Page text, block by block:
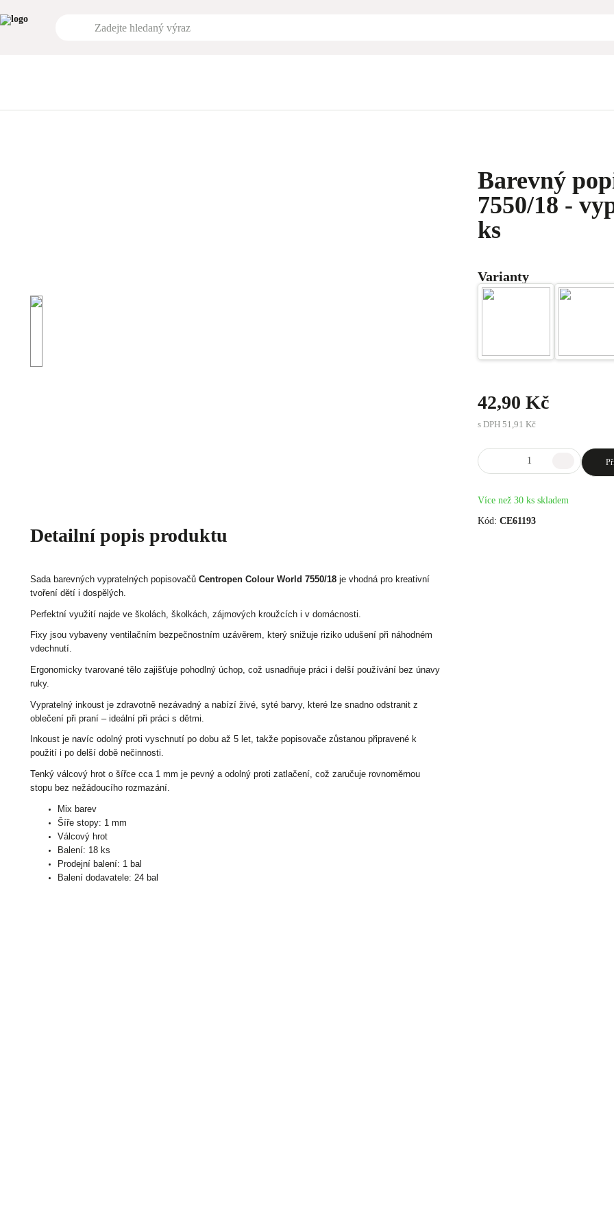
Detailní popis produktu
Sada barevných vypratelných popisovačů Centropen Colour World 7550/18 je vhodná pro kreativní
tvoření dětí i dospělých.
Perfektní využití najde ve školách, školkách, zájmových kroužcích i v domácnosti.
Fixy jsou vybaveny ventilačním bezpečnostním uzávěrem, který snižuje riziko udušení při náhodném
vdechnutí.
Ergonomicky tvarované tělo zajišťuje pohodlný úchop, což usnadňuje práci i delší používání bez únavy
ruky.
Vypratelný inkoust je zdravotně nezávadný a nabízí živé, syté barvy, které lze snadno odstranit z
oblečení při praní – ideální při práci s dětmi.
Inkoust je navíc odolný proti vyschnutí po dobu až 5 let, takže popisovače zůstanou připravené k
použití i po delší době nečinnosti.
Tenký válcový hrot o šířce cca 1 mm je pevný a odolný proti zatlačení, což zaručuje rovnoměrnou
stopu bez nežádoucího rozmazání.
Mix barev
Šíře stopy: 1 mm
Válcový hrot
Balení: 18 ks
Prodejní balení: 1 bal
Balení dodavatele: 24 bal
Barevný
7550/18 -
ks
Varianty
42,90 Kč
s DPH 51,91 Kč
Více než 30 ks skladem
Kód: CE61193